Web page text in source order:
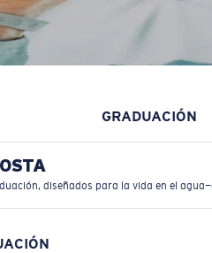
GRADUACIÓN
diseñados para la vida en el